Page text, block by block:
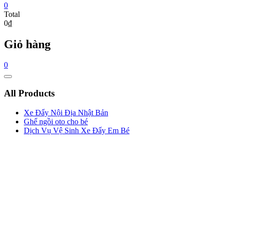
0
Total
0₫
Giỏ hàng
0
Catalog
All Products
Xe Đẩy Nội Địa Nhật Bản
Ghế ngồi oto cho bé
Dịch Vụ Vệ Sinh Xe Đẩy Em Bé